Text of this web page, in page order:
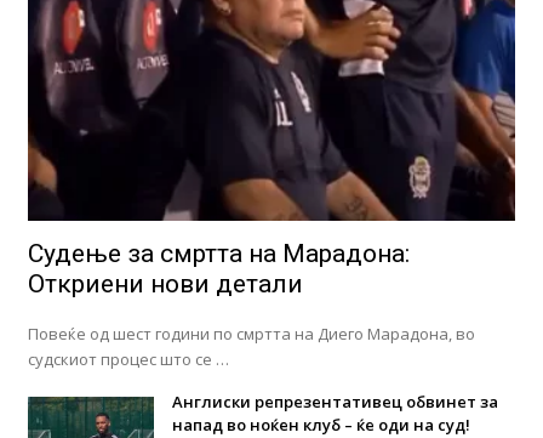
Судење за смртта на Марадона:
Откриени нови детали
Повеќе од шест години по смртта на Диего Марадона, во
судскиот процес што се …
Англиски репрезентативец обвинет за
напад во ноќен клуб – ќе оди на суд!